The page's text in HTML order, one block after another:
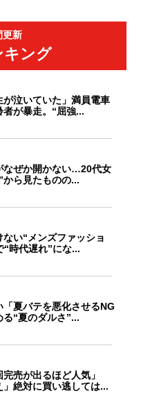
更新
キング
が泣いていた」満員電車
が暴走。“屈強...
なぜか開かない…20代女
から見たものの...
ない“メンズファッショ
“時代遅れ”にな...
夏バテを悪化させるNG
“夏のダルさ”...
売が出るほど人気」
」絶対に買い逃しては...